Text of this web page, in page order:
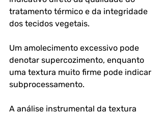
tratamento térmico e da integridade
dos tecidos vegetais.
Um amolecimento excessivo pode
denotar supercozimento, enquanto
uma textura muito firme pode indicar
subprocessamento.
A análise instrumental da textura